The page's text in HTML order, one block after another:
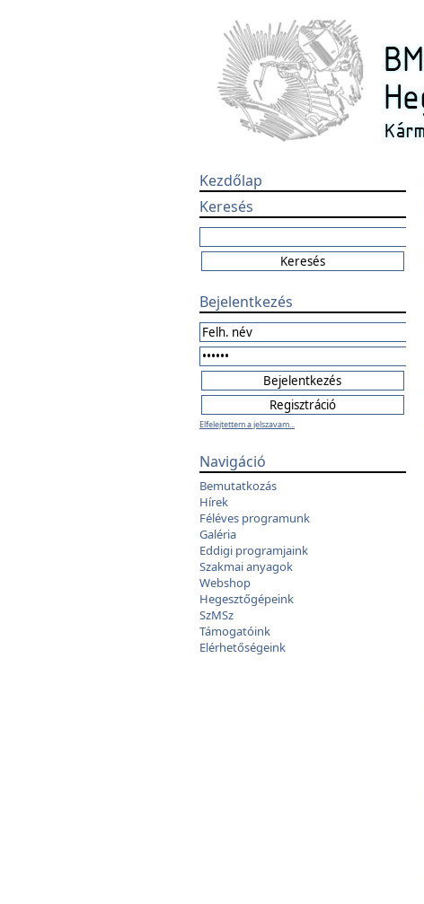
Kezdőlap
Keresés
Bejelentkezés
Elfelejtettem a jelszavam...
Navigáció
Bemutatkozás
Hírek
Féléves programunk
Galéria
Eddigi programjaink
Szakmai anyagok
Webshop
Hegesztőgépeink
SzMSz
Támogatóink
Elérhetőségeink